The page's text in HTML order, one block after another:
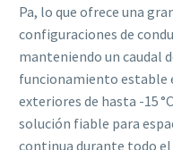
Pa, lo que ofrece una
configuraciones de
manteniendo un caudal
funcionamiento estable
exteriores de hasta -15
solución fiable para
continua durante todo el